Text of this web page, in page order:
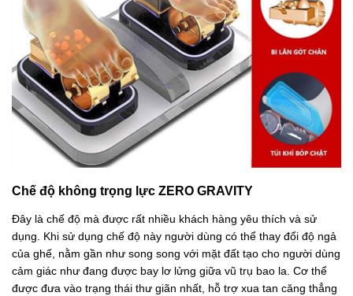
Chế độ không trọng lực ZERO GRAVITY
Đây là chế độ mà được rất nhiều khách hàng yêu thích và sử
dụng. Khi sử dụng chế độ này người dùng có thể thay đổi độ ngả
của ghế, nằm gần như song song với mặt đất tạo cho người dùng
cảm giác như đang được bay lơ lửng giữa vũ trụ bao la. Cơ thể
được đưa vào trạng thái thư giãn nhất, hỗ trợ xua tan căng thẳng